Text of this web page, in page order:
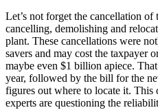
Let’s not forget the cancellation
cancelling, demolishing and
plant. These cancellations were
savers and may cost the taxpayer
maybe even $1 billion apiece.
year, followed by the bill for the
figures out where to locate it. This
experts are questioning the